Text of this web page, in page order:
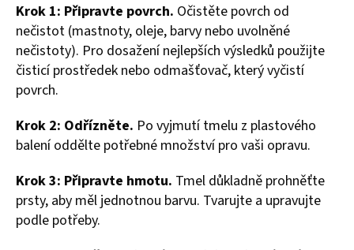
Krok 1: Připravte povrch. Očistěte povrch od
nečistot (mastnoty, oleje, barvy nebo uvolněné
nečistoty). Pro dosažení nejlepších výsledků použijte
čisticí prostředek nebo odmašťovač, který vyčistí
povrch.
Krok 2: Odřízněte. Po vyjmutí tmelu z plastového
balení oddělte potřebné množství pro vaši opravu.
Krok 3: Připravte hmotu. Tmel důkladně prohněťte
prsty, aby měl jednotnou barvu. Tvarujte a upravujte
podle potřeby.